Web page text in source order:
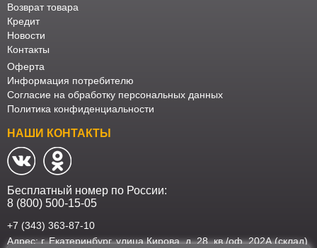
Возврат товара
Кредит
Новости
Контакты
Оферта
Информация потребителю
Согласие на обработку персональных данных
Политика конфиденциальности
НАШИ КОНТАКТЫ
Бесплатный номер по России:
8 (800) 500-15-05
+7 (343) 363-87-10
Адрес: г. Екатеринбург, улица Кирова, д. 28, кв./оф. 202А (склад)